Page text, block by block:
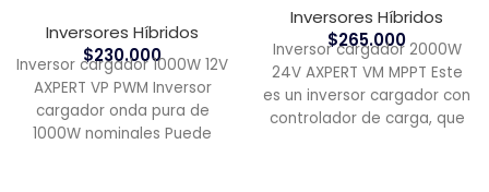
Inversores Híbridos
$230.000
Inversor cargador 1000W 12V
AXPERT VP PWM Inversor
cargador onda pura de
1000W nominales Puede
Inversores Híbridos
$265.000
Inversor cargador 2000W
24V AXPERT VM MPPT Este
es un inversor cargador con
controlador de carga, que